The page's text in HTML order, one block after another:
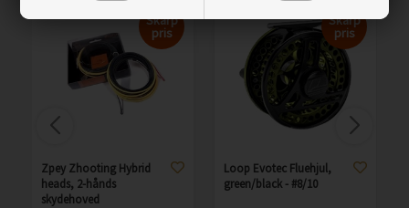
Skarp
pris
Zpey Zhooting Hybrid
heads, 2-hånds
skydehoved
Skarp
pris
Loop Evotec Fluehjul,
green/black - #8/10